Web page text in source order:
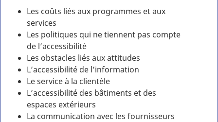
Les coûts liés aux programmes et aux
services
Les politiques qui ne tiennent pas compte
de l’accessibilité
Les obstacles liés aux attitudes
L’accessibilité de l’information
Le service à la clientèle
L’accessibilité des bâtiments et des
espaces extérieurs
La communication avec les fournisseurs